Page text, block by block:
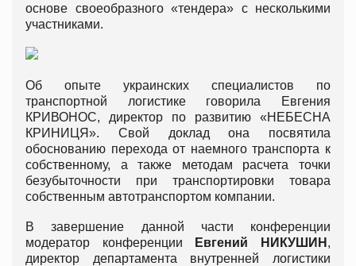
основе своеобразного «тендера» с несколькими
участниками.
Об опыте украинских специалистов по
транспортной логистике говорила Евгения
КРИВОНОС, директор по развитию «НЕБЕСНА
КРИНИЦЯ». Свой доклад она посвятила
обоснованию перехода от наемного транспорта к
собственному, а также методам расчета точки
безубыточности при транспортировки товара
собственным автотранспортом компании.
В завершение данной части конференции
модератор конференции
Евгений НИКУШИН ,
директор департамента внутренней логистики